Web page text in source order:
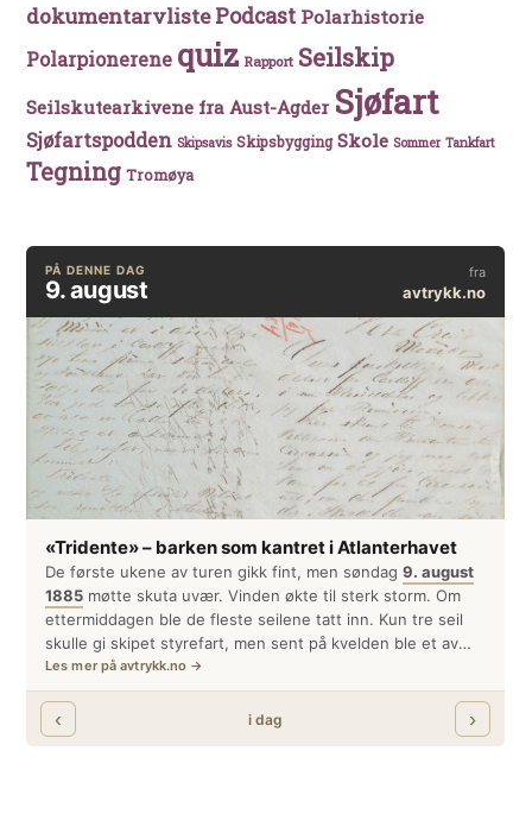
dokumentarvlistePodcast Polarhistorie
Polarpionerene quiz Rapport Seilskip
Seilskutearkivene fra Aust-Agder Sjøfart
Sjøfartspodden Skipsavis Skipsbygging Skole Sommer Tankfart
Tegning Tromøya